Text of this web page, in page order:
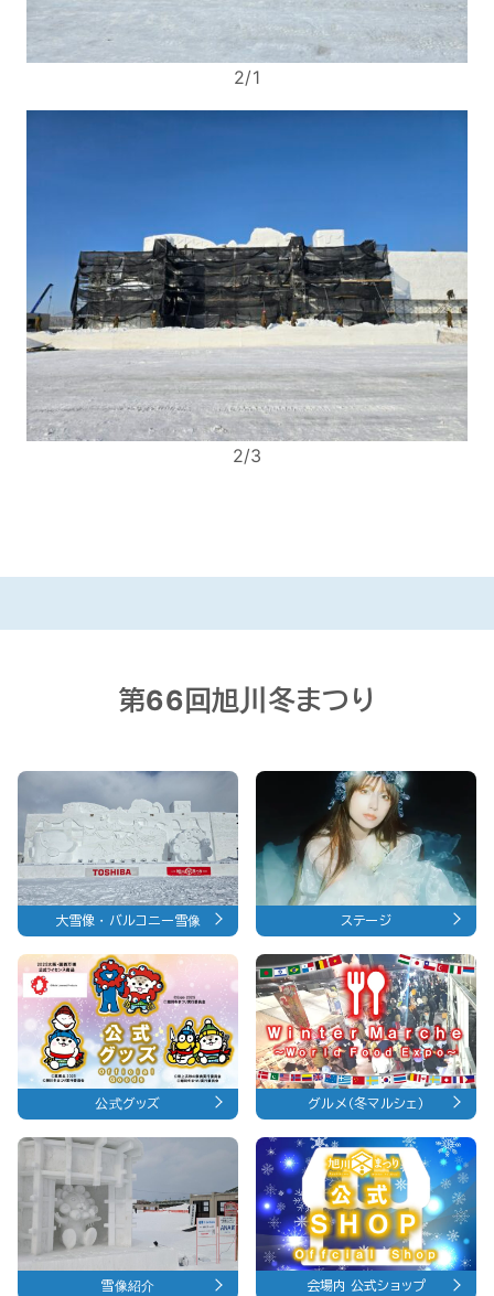
2/1
2/3
第66回旭川冬まつり
大雪像・バルコニー雪像 ステージ
公式グッズ グルメ（冬マルシェ）
雪像紹介 会場内 公式ショップ